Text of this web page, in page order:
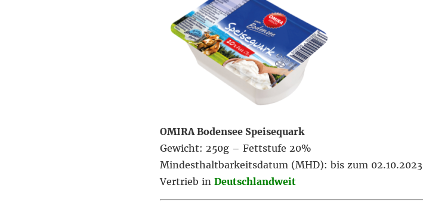
OMIRA Bodensee Speisequark
Gewicht: 250g – Fettstufe 20%
Mindesthaltbarkeitsdatum (MHD): bis zum 02.10.2023
Vertrieb in Deutschlandweit